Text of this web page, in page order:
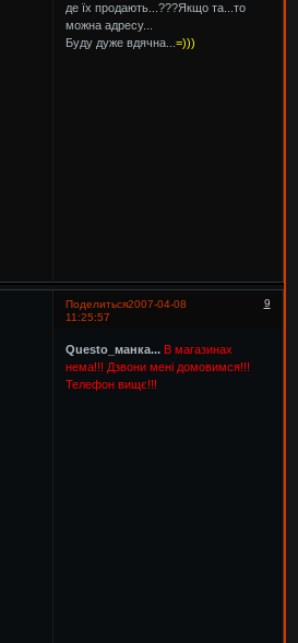
де їх продають...???Якщо та...то
можна адресу...
Буду дуже вдячна...=)))
Поделиться 9
2007-04-08
11:25:57
Questo_манка... В магазинах
нема!!! Дзвони мені домовимся!!!
Телефон вищє!!!